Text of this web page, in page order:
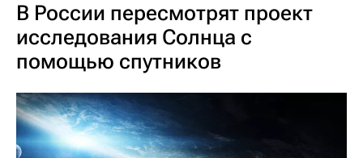
В России пересмотрят проект
исследования Солнца с
помощью спутников